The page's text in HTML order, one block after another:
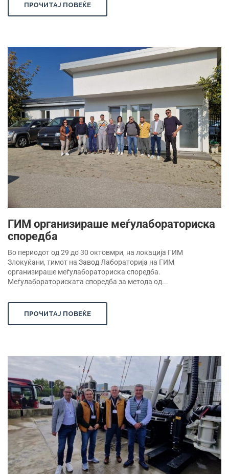
ПРОЧИТАЈ ПОВЕЌЕ
ГИМ oрганизираше меѓулабораториска
споредба
Во периодот од 29 до 30 октовмри, на локација ГИМ
Злокуќани, тимот на Завод Лабораторија на ГИМ
oрганизираше меѓулабораториска споредба.
Меѓулабораториската споредба за метода од...
ПРОЧИТАЈ ПОВЕЌЕ